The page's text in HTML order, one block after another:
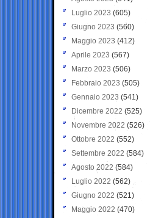
Luglio 2023 (605)
Giugno 2023 (560)
Maggio 2023 (412)
Aprile 2023 (567)
Marzo 2023 (506)
Febbraio 2023 (505)
Gennaio 2023 (541)
Dicembre 2022 (525)
Novembre 2022 (526)
Ottobre 2022 (552)
Settembre 2022 (584)
Agosto 2022 (584)
Luglio 2022 (562)
Giugno 2022 (521)
Maggio 2022 (470)